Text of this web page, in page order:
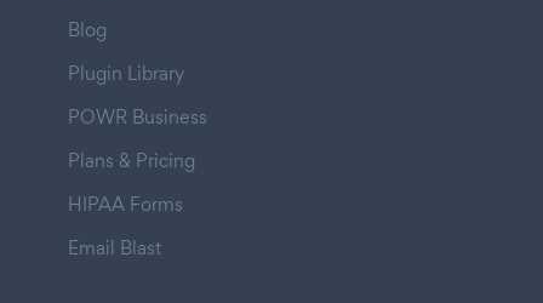
Blog
Plugin Library
POWR Business
Plans & Pricing
HIPAA Forms
Email Blast